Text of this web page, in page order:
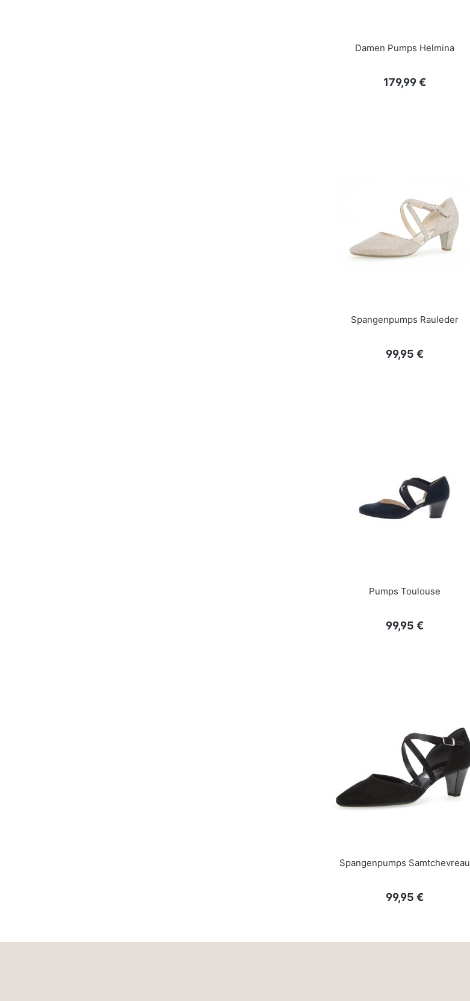
Damen Pumps Helmina
Regulärer Preis:
179,99 €
Spangenpumps Rauleder
Regulärer Preis:
99,95 €
Pumps Toulouse
Regulärer Preis:
99,95 €
Spangenpumps Samtchevreau
Regulärer Preis:
99,95 €